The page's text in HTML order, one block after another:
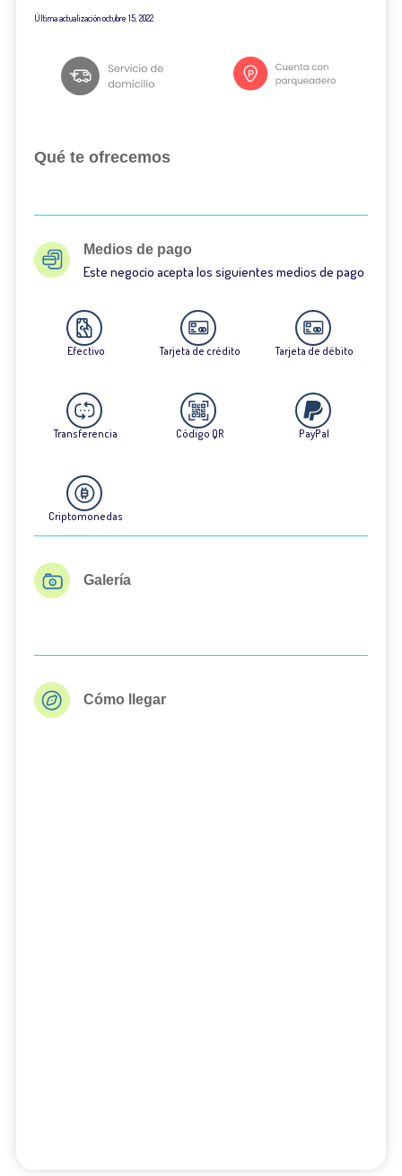
Última actualizaciónoctubre 15, 2022
Qué te ofrecemos
Medios de pago
Este negocio acepta los siguientes medios de pago
Efectivo Tarjeta de crédito Tarjeta de débito
Transferencia Código QR PayPal
Criptomonedas
Galería
Cómo llegar